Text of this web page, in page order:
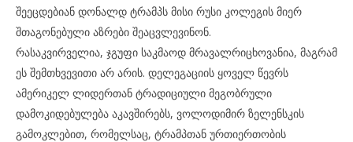
შეეცდებიან დონალდ ტრამპს მისი რუსი კოლეგის მიერ
შთაგონებული აზრები შეაცვლევინონ.
რასაკვირველია, ჯგუფი საკმაოდ მრავალრიცხოვანია, მაგრამ
ეს შემთხვევითი არ არის. დელეგაციის ყოველ წევრს
ამერიკელ ლიდერთან ტრადიციული მეგობრული
დამოკიდებულება აკავშირებს, ვოლოდიმირ ზელენსკის
გამოკლებით, რომელსაც, ტრამპთან ურთიერთობის